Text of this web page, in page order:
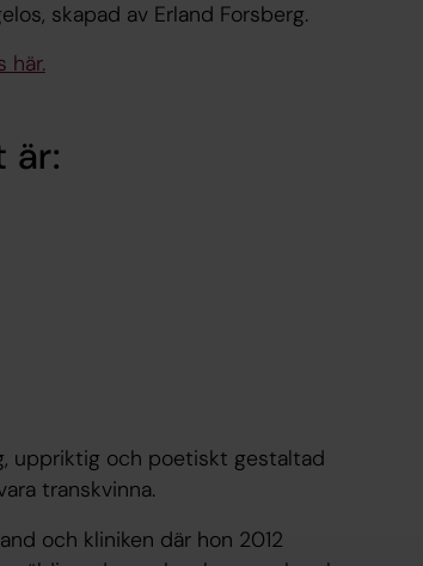
skapad av Erland Forsberg.
här.
är:
uppriktig och poetiskt gestaltad
transkvinna.
och kliniken där hon 2012